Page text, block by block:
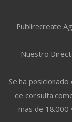
Publirecreate
Nuestro
Se ha
de consulta
mas de 18.000